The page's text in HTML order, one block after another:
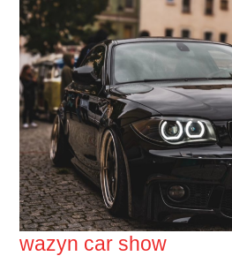
wazyn car show